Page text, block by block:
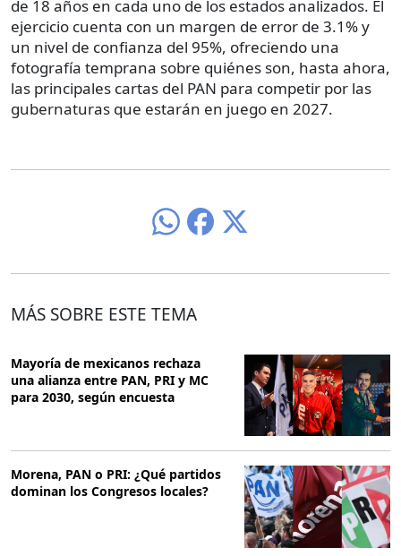
de 18 años en cada uno de los estados analizados. El
ejercicio cuenta con un margen de error de 3.1% y
un nivel de confianza del 95%, ofreciendo una
fotografía temprana sobre quiénes son, hasta ahora,
las principales cartas del PAN para competir por las
gubernaturas que estarán en juego en 2027.
MÁS SOBRE ESTE TEMA
Mayoría de mexicanos rechaza
una alianza entre PAN, PRI y MC
para 2030, según encuesta
Morena, PAN o PRI: ¿Qué partidos
dominan los Congresos locales?